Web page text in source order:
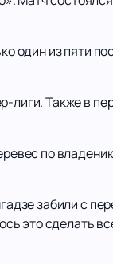
один из пяти
лиги. Также в
по
забили с
это сделать